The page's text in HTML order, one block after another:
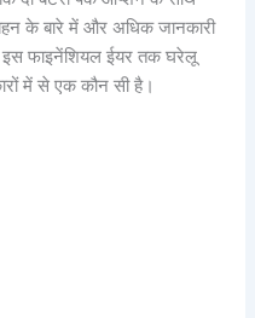
के बारे में और अधिक जानकारी
इस फाइनेंशियल ईयर तक घरेलू
में से एक कौन सी है।